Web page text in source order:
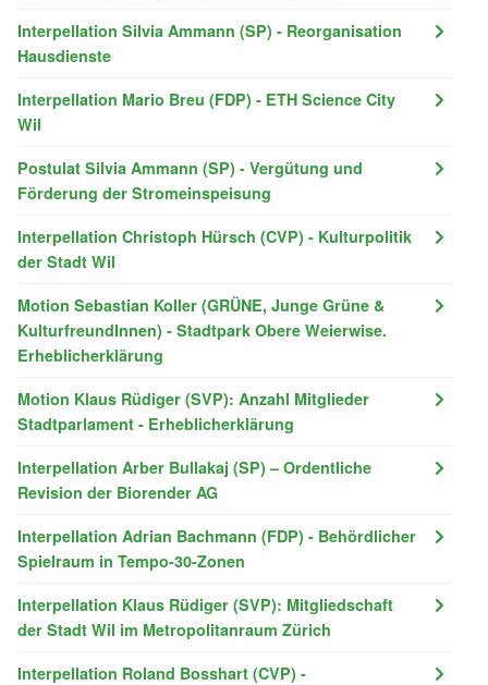
Interpellation Silvia Ammann (SP) - Reorganisation
Hausdienste
Interpellation Mario Breu (FDP) - ETH Science City
Wil
Postulat Silvia Ammann (SP) - Vergütung und
Förderung der Stromeinspeisung
Interpellation Christoph Hürsch (CVP) - Kulturpolitik
der Stadt Wil
Motion Sebastian Koller (GRÜNE, Junge Grüne &
KulturfreundInnen) - Stadtpark Obere Weierwise.
Erheblicherklärung
Motion Klaus Rüdiger (SVP): Anzahl Mitglieder
Stadtparlament - Erheblicherklärung
Interpellation Arber Bullakaj (SP) – Ordentliche
Revision der Biorender AG
Interpellation Adrian Bachmann (FDP) - Behördlicher
Spielraum in Tempo-30-Zonen
Interpellation Klaus Rüdiger (SVP): Mitgliedschaft
der Stadt Wil im Metropolitanraum Zürich
Interpellation Roland Bosshart (CVP) -